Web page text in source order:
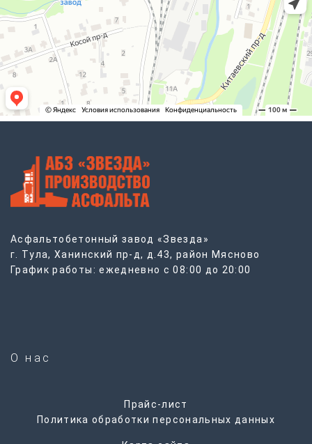
Асфальтобетонный завод «Звезда»
г. Тула, Ханинский пр-д, д.43, район Мясново
График работы: ежедневно с 08:00 до 20:00
О нас
Прайс-лист
Политика обработки персональных данных